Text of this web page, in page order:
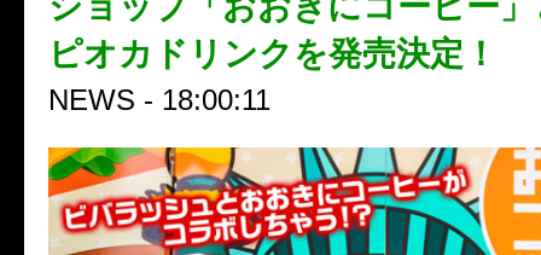
ピオカドリンクを発売決定！
NEWS - 18:00:11